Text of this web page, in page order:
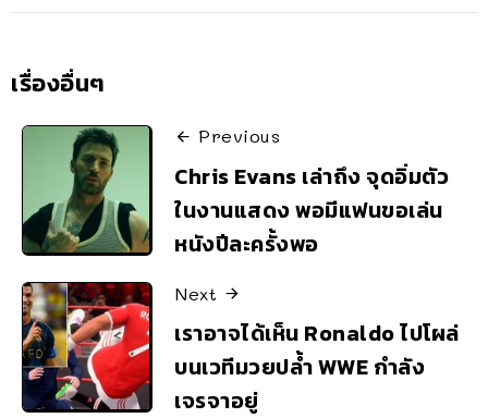
เรื่องอื่นๆ
Previous
Chris Evans เล่าถึง จุดอิ่มตัว
ในงานแสดง พอมีแฟนขอเล่น
หนังปีละครั้งพอ
Next
เราอาจได้เห็น Ronaldo ไปโผล่
บนเวทีมวยปล้ำ WWE กำลัง
เจรจาอยู่